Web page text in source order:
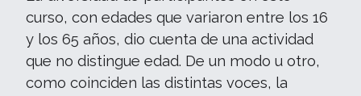
curso, con edades que variaron entre los 16
y los 65 años, dio cuenta de una actividad
que no distingue edad. De un modo u otro,
como coinciden las distintas voces, la